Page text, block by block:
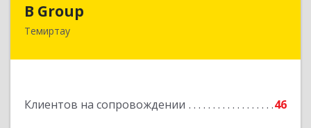
B Group
Темиртау
Клиентов на сопровождении 46
РК, 101404, Карагандинская обл., г.Темиртау,